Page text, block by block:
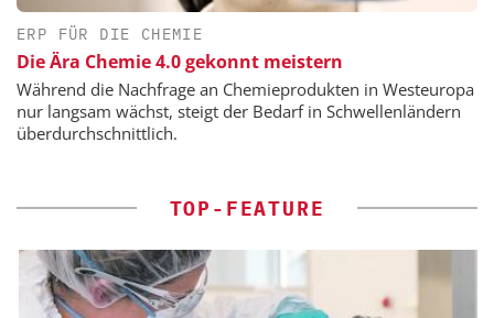
ERP FÜR DIE CHEMIE
Die Ära Chemie 4.0 gekonnt meistern
Während die Nachfrage an Chemieprodukten in Westeuropa
nur langsam wächst, steigt der Bedarf in Schwellenländern
überdurchschnittlich.
TOP-FEATURE